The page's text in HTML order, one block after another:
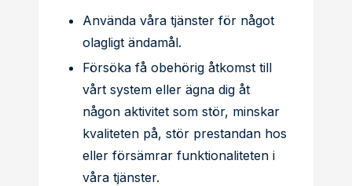
Använda våra tjänster för något
olagligt ändamål.
Försöka få obehörig åtkomst till
vårt system eller ägna dig åt
någon aktivitet som stör, minskar
kvaliteten på, stör prestandan hos
eller försämrar funktionaliteten i
våra tjänster.